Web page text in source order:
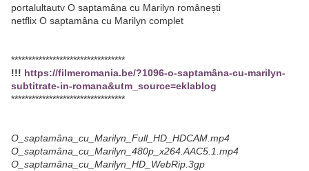
portalultautv O saptamâna cu Marilyn românești
netflix O saptamâna cu Marilyn complet
*********************************
!!! https://filmeromania.be/?1096-o-saptamâna-cu-marilyn-
subtitrate-in-romana&utm_source=eklablog
*********************************
O_saptamâna_cu_Marilyn_Full_HD_HDCAM.mp4
O_saptamâna_cu_Marilyn_480p_x264.AAC5.1.mp4
O_saptamâna_cu_Marilyn_HD_WebRip.3gp